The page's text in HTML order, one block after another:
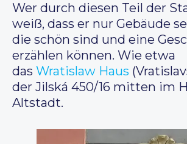
Wer durch diesen Teil der
weiß, dass er nur Gebäude
die schön sind und eine
erzählen können. Wie etwa
das Wratislaw Haus
der Jilská 450/16 mitten im
Altstadt.